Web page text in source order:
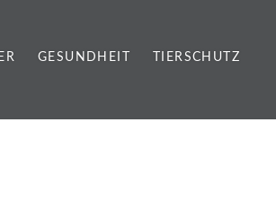
GESUNDHEIT TIERSCHUTZ